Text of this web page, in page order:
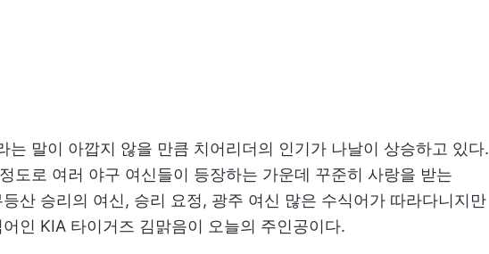
는 말이 아깝지 않을 만큼 치어리더의 인기가 나날이 상승하고 있다.
도로 여러 야구 여신들이 등장하는 가운데 꾸준히 사랑을 받는
산 승리의 여신, 승리 요정, 광주 여신 많은 수식어가 따라다니지만
인 KIA 타이거즈 김맑음이 오늘의 주인공이다.